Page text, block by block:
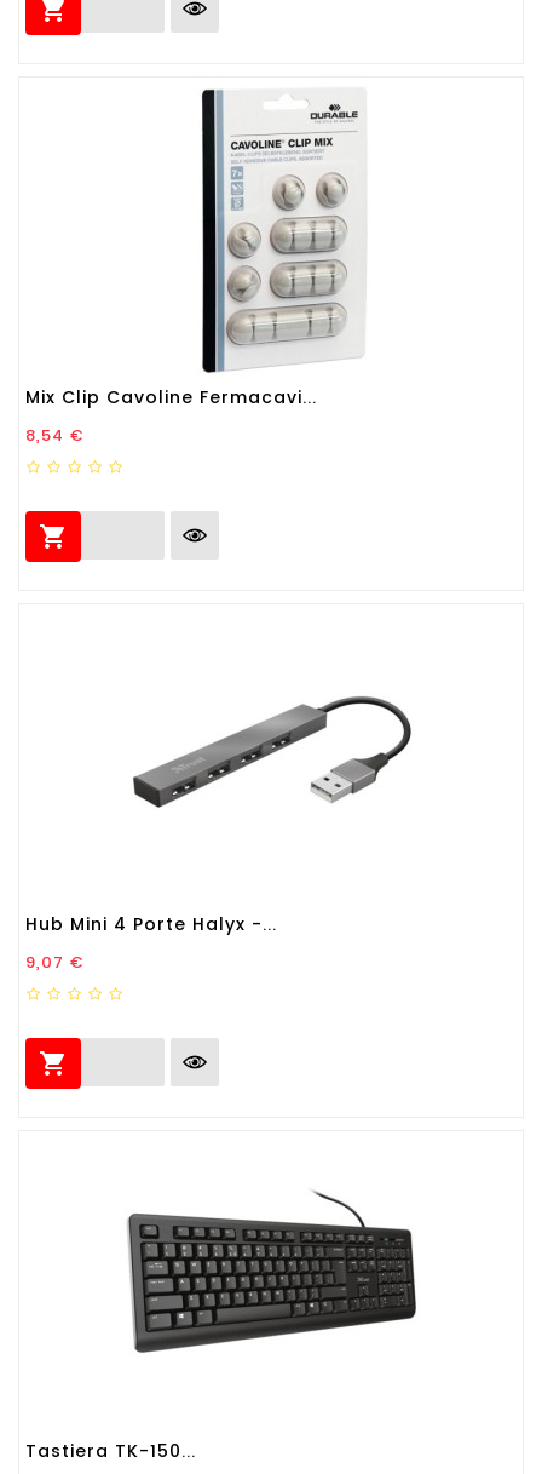

Mix Clip Cavoline Fermacavi...
Prezzo
8,54 €

Hub Mini 4 Porte Halyx -...
Prezzo
9,07 €

Tastiera TK-150...